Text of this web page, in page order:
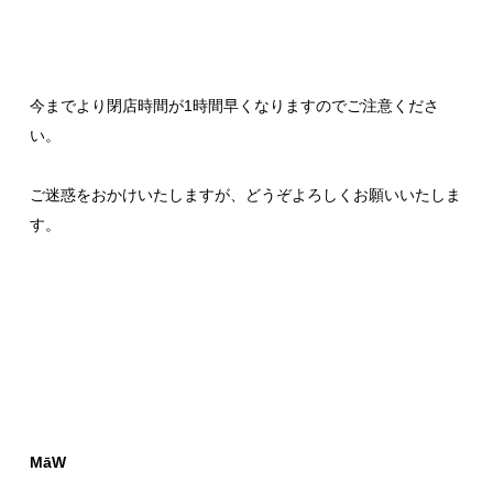
今までより閉店時間が1時間早くなりますのでご注意くださ
い。
ご迷惑をおかけいたしますが、どうぞよろしくお願いいたしま
す。
MāW